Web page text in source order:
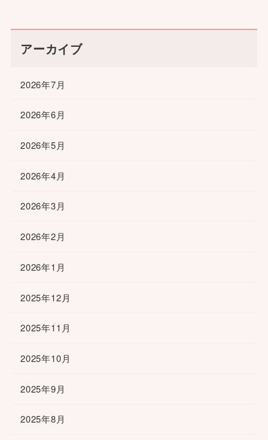
アーカイブ
2026年7月
2026年6月
2026年5月
2026年4月
2026年3月
2026年2月
2026年1月
2025年12月
2025年11月
2025年10月
2025年9月
2025年8月